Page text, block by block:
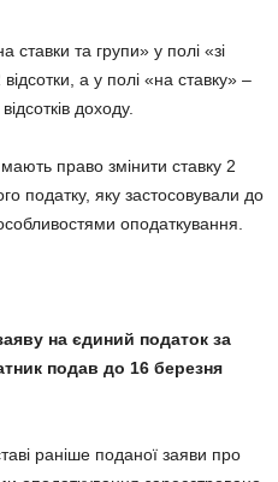
ставки та групи» у полі «зі
а у полі «на ставку» –
доходу.
право змінити ставку 2
податку, яку застосовували до
оподаткування.
на єдиний податок за
подав до 16 березня
раніше поданої заяви про